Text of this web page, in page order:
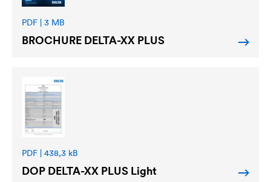
PDF | 3 MB
BROCHURE DELTA-XX PLUS
PDF | 438,3 kB
DOP DELTA-XX PLUS Light